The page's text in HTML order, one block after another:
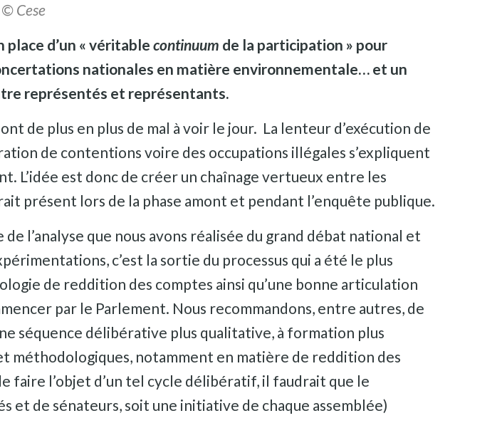
© Cese
place d’un « véritable continuum de la participation » pour
nationales en matière environnementale… et un
représentés et représentants.
de plus en plus de mal à voir le jour. La lenteur d’exécution de
de contentions voire des occupations illégales s’expliquent
L’idée est donc de créer un chaînage vertueux entre les
présent lors de la phase amont et pendant l’enquête publique.
l’analyse que nous avons réalisée du grand débat national et
c’est la sortie du processus qui a été le plus
de reddition des comptes ainsi qu’une bonne articulation
par le Parlement. Nous recommandons, entre autres, de
séquence délibérative plus qualitative, à formation plus
méthodologiques, notamment en matière de reddition des
faire l’objet d’un tel cycle délibératif, il faudrait que le
et de sénateurs, soit une initiative de chaque assemblée)